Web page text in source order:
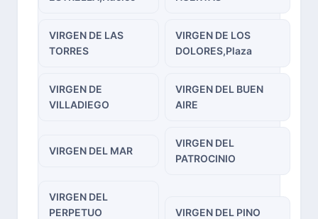
VIRGEN DE LAS
TORRES
VIRGEN DE LOS
DOLORES,Plaza
VIRGEN DE
VILLADIEGO
VIRGEN DEL BUEN
AIRE
VIRGEN DEL MAR
VIRGEN DEL
PATROCINIO
VIRGEN DEL
PERPETUO
VIRGEN DEL PINO